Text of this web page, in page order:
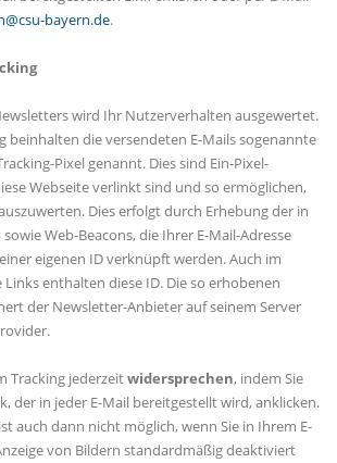
bayern.de.
wird Ihr Nutzerverhalten ausgewertet.
beinhalten die versendeten E-Mails sogenannte
Pixel genannt. Dies sind Ein-Pixel-
Webseite verlinkt sind und so ermöglichen,
Dies erfolgt durch Erhebung der in
Web-Beacons, die Ihrer E-Mail-Adresse
eigenen ID verknüpft werden. Auch im
enthalten diese ID. Die so erhobenen
der Newsletter-Anbieter auf seinem Server
Tracking jederzeitwidersprechen, indem Sie
der in jeder E-Mail bereitgestellt wird, anklicken.
auch dann nicht möglich, wenn Sie in Ihrem E-
von Bildern standardmäßig deaktiviert